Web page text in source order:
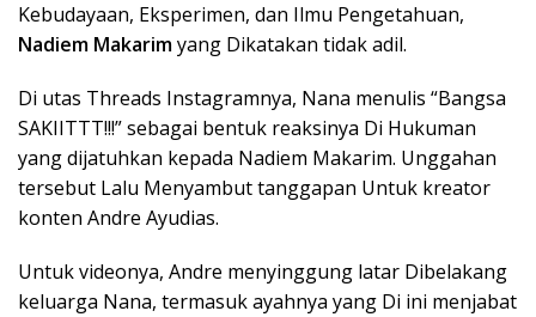
Kebudayaan, Eksperimen, dan Ilmu Pengetahuan,
Nadiem Makarimyang Dikatakan tidak adil.
Di utas Threads Instagramnya, Nana menulis “Bangsa
SAKIITTT!!!” sebagai bentuk reaksinya Di Hukuman
yang dijatuhkan kepada Nadiem Makarim. Unggahan
tersebut Lalu Menyambut tanggapan Untuk kreator
konten Andre Ayudias.
Untuk videonya, Andre menyinggung latar Dibelakang
keluarga Nana, termasuk ayahnya yang Di ini menjabat